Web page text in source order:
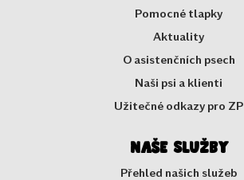
Pomocné tlapky
Aktuality
O asistenčních psech
Naši psi a klienti
Užitečné odkazy pro ZP
Naše služby
Přehled našich služeb